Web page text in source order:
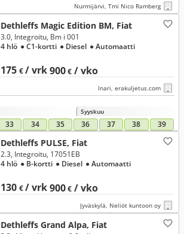
Nurmijärvi, Tmi Nico Ramberg
Dethleffs Magic Edition BM, Fiat
175 €/ vrk900€ / vko
3.0, Integroitu, Bm i 001
4 hlö ● C1-kortti ● Diesel ● Automaatti
Inari, erakuljetus.com
Syyskuu
33 34 35 36 37 38 39
Dethleffs PULSE, Fiat
130 €/ vrk900€ / vko
2.3, Integroitu, 17051EB
4 hlö ● B-kortti ● Diesel ● Automaatti
Jyväskylä, Neliöt kuntoon oy
Dethleffs Grand Alpa, Fiat